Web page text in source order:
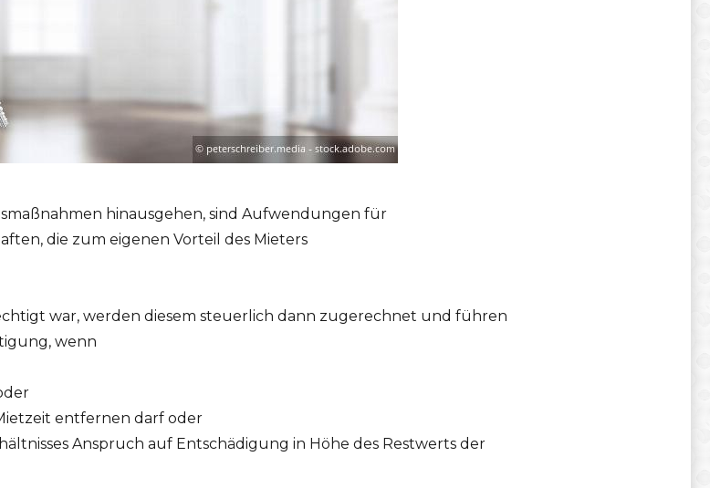
hinausgehen, sind Aufwendungen für
die zum eigenen Vorteil des Mieters
war, werden diesem steuerlich dann zugerechnet und führen
wenn
entfernen darf oder
Anspruch auf Entschädigung in Höhe des Restwerts der